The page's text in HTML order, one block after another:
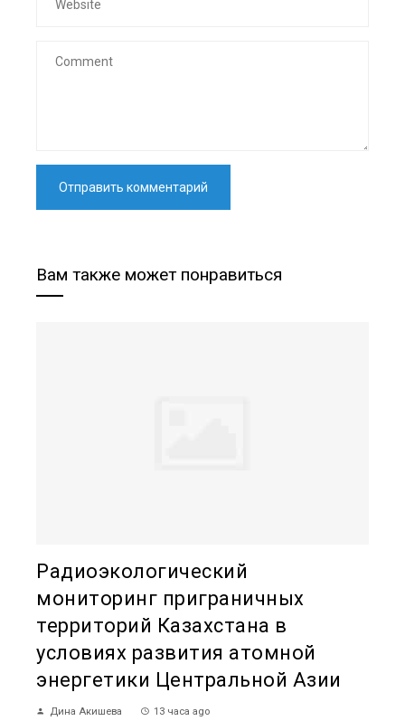
Вам также может понравиться
Радиоэкологический
мониторинг приграничных
территорий Казахстана в
условиях развития атомной
энергетики Центральной Азии
Дина Акишева 13 часа ago